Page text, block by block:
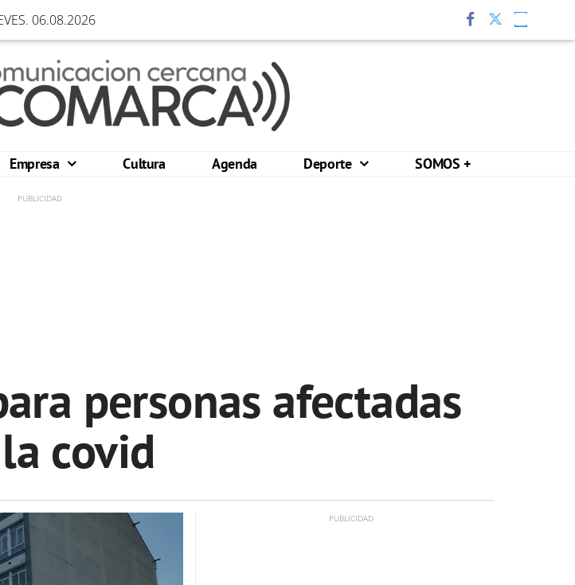
06.08.2026
Empresa Cultura Agenda Deporte SOMOS +
personas afectadas
covid